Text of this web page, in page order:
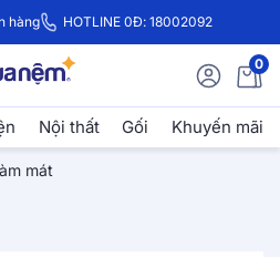
hàng HOTLINE 0Đ: 18002092
0
Nội thất Gối Khuyến mãi
mát